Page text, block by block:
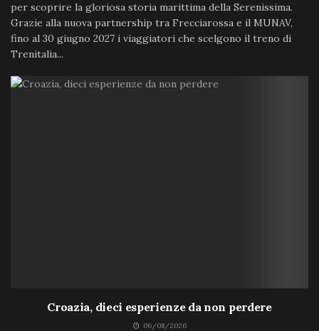
per scoprire la gloriosa storia marittima della Serenissima.
Grazie alla nuova partnership tra Frecciarossa e il MUNAV,
fino al 30 giugno 2027 i viaggiatori che scelgono il treno di
Trenitalia...
Croazia, dieci esperienze da non perdere
06/08/2026